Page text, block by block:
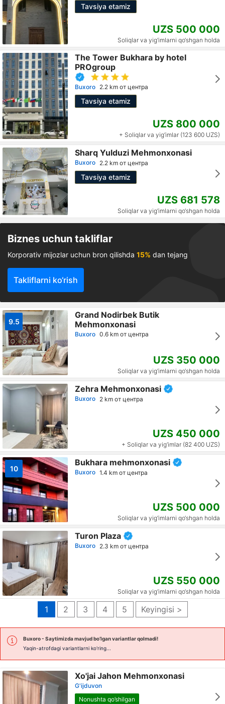
Tavsiya etamiz
UZS 500 000
Soliqlar va yig‘imlarni qo‘shgan holda
The Tower Bukhara by hotel
PROgroup
Buxoro 2.2 km от центра
Tavsiya etamiz
UZS 800 000
+ Soliqlar va yig‘imlar (123 600 UZS)
Sharq Yulduzi Mehmonxonasi
Buxoro 2.2 km от центра
Tavsiya etamiz
UZS 681 578
Soliqlar va yig‘imlarni qo‘shgan holda
Biznes uchun takliflar
Korporativ mijozlar uchun bron qilishda 15% dan tejang
Takliflarni ko‘rish
9.5
Grand Nodirbek Butik
Mehmonxonasi
Buxoro 0.6 km от центра
UZS 350 000
Soliqlar va yig‘imlarni qo‘shgan holda
Zehra Mehmonxonasi
Buxoro 2 km от центра
UZS 450 000
+ Soliqlar va yig‘imlar (82 400 UZS)
10
Bukhara mehmonxonasi
Buxoro 1.4 km от центра
UZS 500 000
Soliqlar va yig‘imlarni qo‘shgan holda
Turon Plaza
Buxoro 2.3 km от центра
UZS 550 000
Soliqlar va yig‘imlarni qo‘shgan holda
1 2 3 4 5 Keyingisi >
Buxoro- Saytimizda mavjud bo’lgan variantlar qolmadi!
Yaqin-atrofdagi variantlarni ko'ring...
Xo'jai Jahon Mehmonxonasi
G'ijduvon
Nonushta qo’shilgan